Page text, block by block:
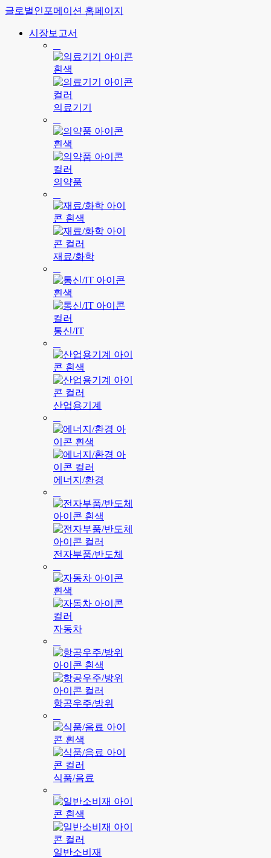
글로벌인포메이션 홈페이지
시장보고서
의료기기
의약품
재료/화학
통신/IT
산업용기계
에너지/환경
전자부품/반도체
자동차
항공우주/방위
식품/음료
일반소비재